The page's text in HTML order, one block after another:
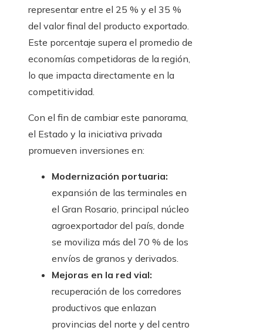
representar entre el 25 % y el 35 %
del valor final del producto exportado.
Este porcentaje supera el promedio de
economías competidoras de la región,
lo que impacta directamente en la
competitividad.
Con el fin de cambiar este panorama,
el Estado y la iniciativa privada
promueven inversiones en:
Modernización portuaria:
expansión de las terminales en
el Gran Rosario, principal núcleo
agroexportador del país, donde
se moviliza más del 70 % de los
envíos de granos y derivados.
Mejoras en la red vial:
recuperación de los corredores
productivos que enlazan
provincias del norte y del centro